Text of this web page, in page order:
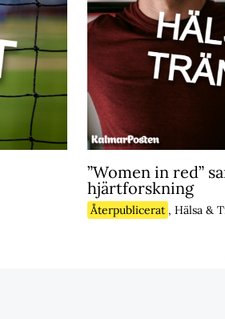
”Women in red”
hjärtforskning
Återpublicerat , Hälsa &